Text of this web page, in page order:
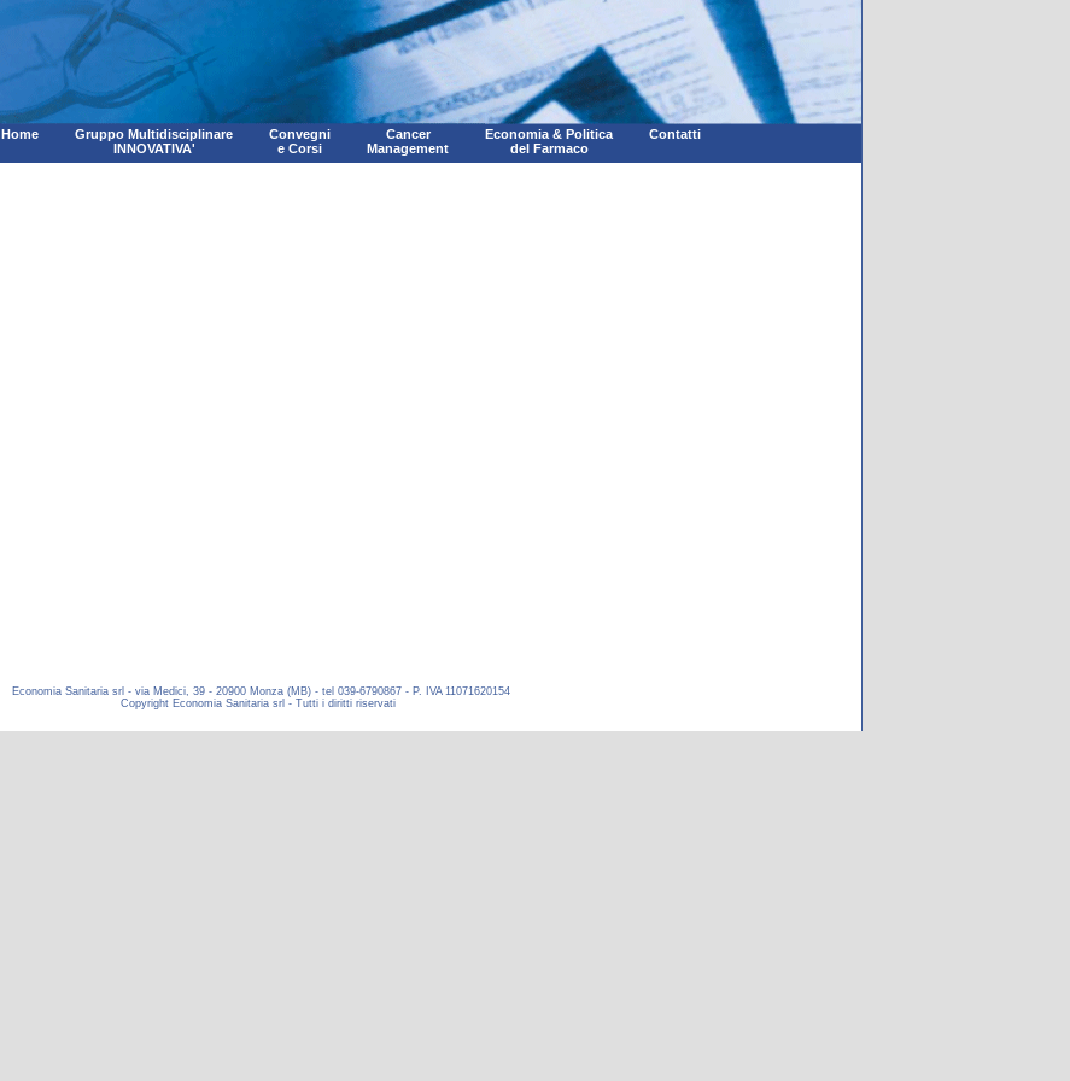
Home
Gruppo Multidisciplinare
INNOVATIVA'
Convegni
e Corsi
Cancer
Management
Economia & Politica
del Farmaco
Contatti
Economia Sanitaria srl - via Medici, 39 - 20900 Monza (MB) - tel 039-6790867 - P. IVA 11071620154
Copyright Economia Sanitaria srl - Tutti i diritti riservati